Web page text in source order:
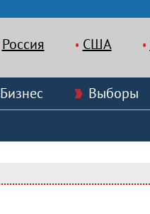
Россия США
Бизнес Выборы